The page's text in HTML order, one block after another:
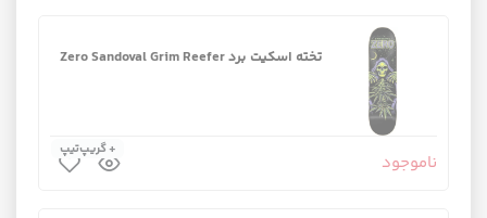
تخته اسکیت برد Zero Sandoval Grim Reefer
ناموجود
+ گریپ‌تیپ